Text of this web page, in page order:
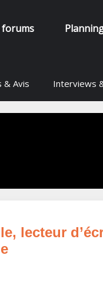
forums
& Avis Interviews
lecteur